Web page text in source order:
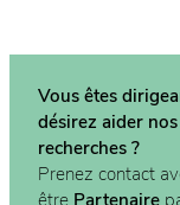
Vous êtes
désirez aider
recherches ?
Prenez contact
être Partenaire